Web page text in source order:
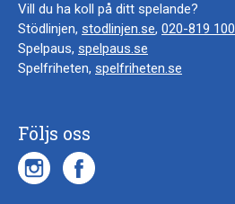
Vill du ha koll på ditt spelande?
Stödlinjen, stodlinjen.se, 020-819 100
Spelpaus, spelpaus.se
Spelfriheten, spelfriheten.se
Följs oss